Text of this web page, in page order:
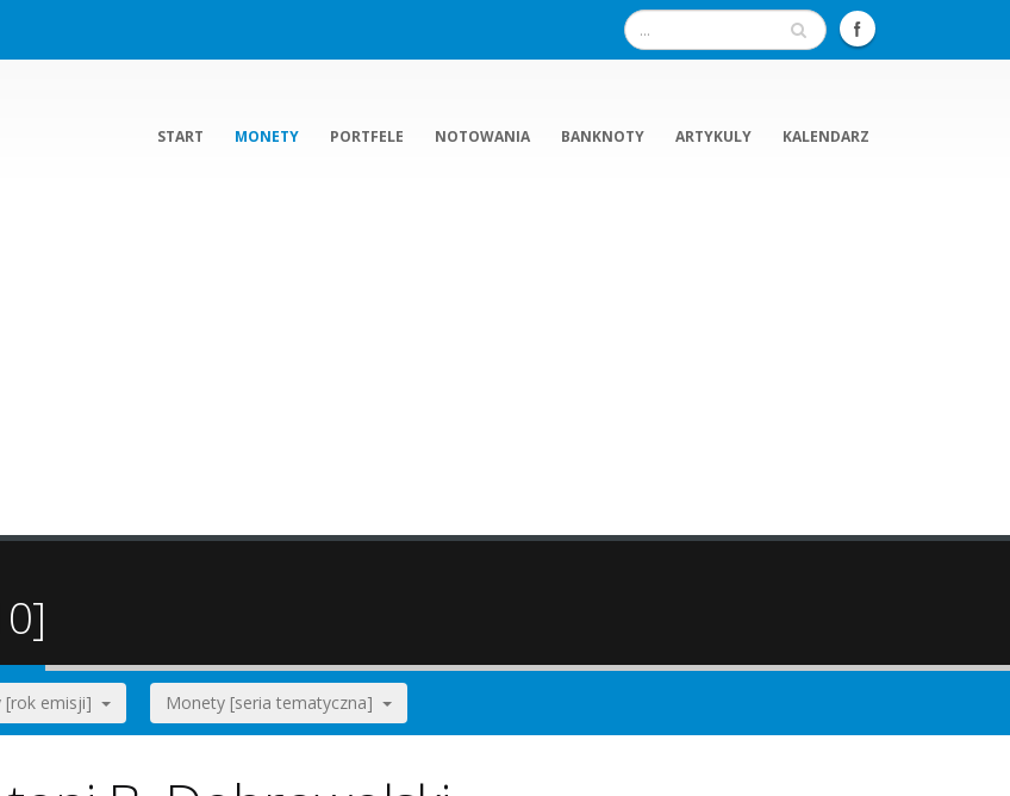
START MONETY PORTFELE NOTOWANIA BANKNOTY ARTYKULY KALENDARZ
[rok emisji] Monety [seria tematyczna]